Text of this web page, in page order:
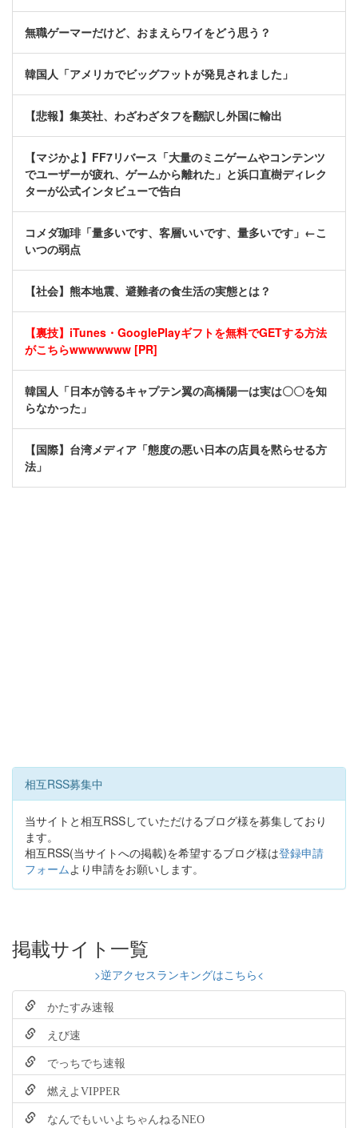
無職ゲーマーだけど、おまえらワイをどう思う？
韓国人「アメリカでビッグフットが発見されました」
【悲報】集英社、わざわざタフを翻訳し外国に輸出
【マジかよ】FF7リバース「大量のミニゲームやコンテンツ
でユーザーが疲れ、ゲームから離れた」と浜口直樹ディレク
ターが公式インタビューで告白
コメダ珈琲「量多いです、客層いいです、量多いです」←こ
いつの弱点
【社会】熊本地震、避難者の食生活の実態とは？
【裏技】iTunes・GooglePlayギフトを無料でGETする方法
がこちらwwwwwww [PR]
韓国人「日本が誇るキャプテン翼の高橋陽一は実は〇〇を知
らなかった」
【国際】台湾メディア「態度の悪い日本の店員を黙らせる方
法」
相互RSS募集中
当サイトと相互RSSしていただけるブログ様を募集しており
ます。
相互RSS(当サイトへの掲載)を希望するブログ様は登録申請
フォームより申請をお願いします。
掲載サイト一覧
>逆アクセスランキングはこちら<
かたすみ速報
えび速
でっちでち速報
燃えよVIPPER
なんでもいいよちゃんねるNEO